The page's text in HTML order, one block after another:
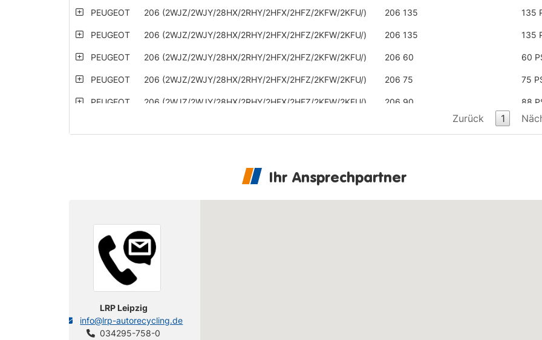
PEUGEOT 206 (2WJZ/2WJY/28HX/2RHY/2HFX/2HFZ/2KFW/2KFU/) 206 135 135
PEUGEOT 206 (2WJZ/2WJY/28HX/2RHY/2HFX/2HFZ/2KFW/2KFU/) 206 135 135
PEUGEOT 206 (2WJZ/2WJY/28HX/2RHY/2HFX/2HFZ/2KFW/2KFU/) 206 60 60
PEUGEOT 206 (2WJZ/2WJY/28HX/2RHY/2HFX/2HFZ/2KFW/2KFU/) 206 75 75
PEUGEOT 206 (2WJZ/2WJY/28HX/2RHY/2HFX/2HFZ/2KFW/2KFU/) 206 90 88
88
206 (2WJZ/2WJY/28HX/2RHY/2HFX/2HFZ/2KFW/2KFU/)
PEUGEOT 206 (2WJZ/2WJY/28HX/2RHY/2HFX/2HFZ/2KFW/2KFU/)
PEUGEOT 206 (2WJZ/2WJY/28HX/2RHY/2HFX/2HFZ/2KFW/2KFU/)
PEUGEOT
PEUGEOT
PEUGEOT 206 (2WJZ/2WJY/28HX/2RHY/2HFX/2HFZ/2KFW/2KFU/)
Zurück 1
Ihr Ansprechpartner
LRP Leipzig
info@lrp-autorecycling.de
034295-758-0